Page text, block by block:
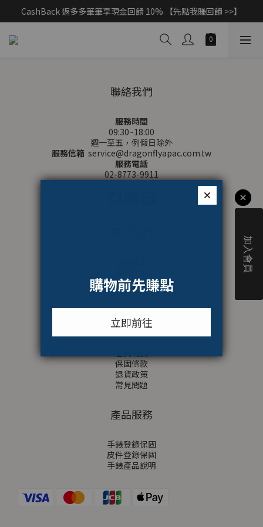
父親節獻禮｜加入/登入會員，新品享88折 >>
CashBack 返多多筆筆享現金回饋 10% 【先點我賺回饋 >>】
父親節獻禮｜加入/登入會員，新品享88折 >>
聯絡我們
服務時間
09:30~18:00
週一至五，例假日除外
服務信箱 service@dragonflyapac.com.tw
服務電話
02-8773-9911
隱私權政策
FOSSIL 品味誌
顧客服務
保固條款
退貨政策
常見問題
產品服務
手錶登錄保固
皮件登錄保固
手錶產品說明